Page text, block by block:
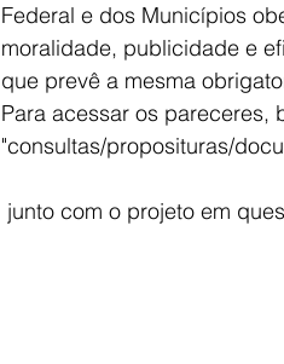
Federal e dos Municípios
moralidade, publicidade e
que prevê a mesma
Para acessar os pareceres,
"consultas/proposituras/
junto com o projeto em